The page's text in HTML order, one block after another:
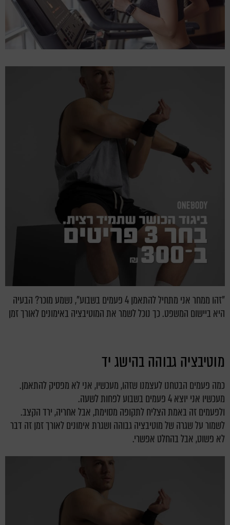
"זהו ממחר אני מתחיל להתאמן 4 פעמים בשבוע", נשמע מוכר? הבעיה
היא ביישום המשפט. כך נוכל לשמר את המוטיבציה באימונים לאורך זמן
מוטיבציה גבוהה בהישג יד
כמה פעמים הבטחנו לעצמנו שזהו, מעכשיו, אני לא מפסיק להתאמן.
מעכשיו אני יוצא 4 פעמים בשבוע לפחות לשעה.
ולפעמים זה באמת הצליח לתקופה מסוימת, אבל אחריה, ירד הקצב.
לשמור על שגרה של מוטיבציה גבוהה ושגרת אימונים לאורך זמן זה דבר
לא פשוט, אבל בהחלט אפשרי.